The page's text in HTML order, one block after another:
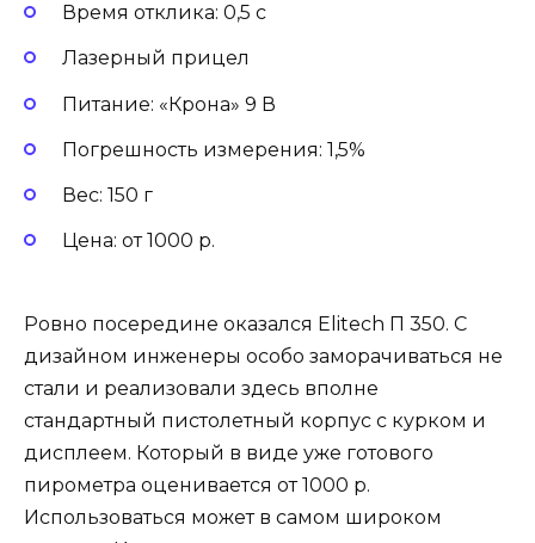
Время отклика: 0,5 с
Лазерный прицел
Питание: «Крона» 9 В
Погрешность измерения: 1,5%
Вес: 150 г
Цена: от 1000 р.
Ровно посередине оказался Elitech П 350. С
дизайном инженеры особо заморачиваться не
стали и реализовали здесь вполне
стандартный пистолетный корпус с курком и
дисплеем. Который в виде уже готового
пирометра оценивается от 1000 р.
Использоваться может в самом широком